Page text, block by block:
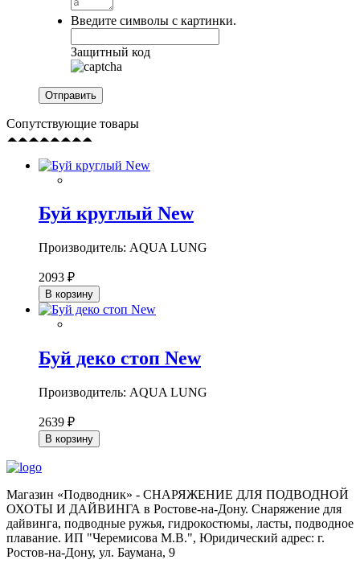
Введите символы с картинки.
Защитный код
Сопутствующие товары
Буй круглый New
Производитель: AQUA LUNG
2093 ₽
В корзину
Буй деко стоп New
Производитель: AQUA LUNG
2639 ₽
В корзину
Магазин «Подводник» - СНАРЯЖЕНИЕ ДЛЯ ПОДВОДНОЙ
ОХОТЫ И ДАЙВИНГА в Ростове-на-Дону. Снаряжение для
дайвинга, подводные ружья, гидрокостюмы, ласты, подводное
плавание. ИП "Черемисова М.В.", Юридический адрес: г.
Ростов-на-Дону, ул. Баумана, 9